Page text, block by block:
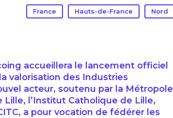
France Hauts-de-France Nord
accueillera le lancement officiel
valorisation des Industries
acteur, soutenu par la Métropole
Lille, l’Institut Catholique de Lille,
a pour vocation de fédérer les